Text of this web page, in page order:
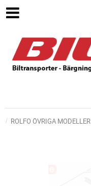
ROLFO ÖVRIGA MODELLER